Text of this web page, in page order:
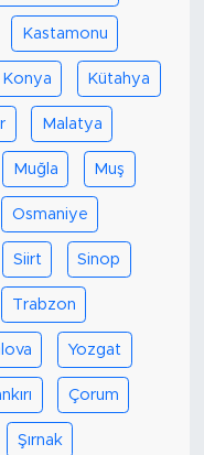
Kastamonu
Konya Kütahya
Malatya
Muğla Muş
Osmaniye
Siirt Sinop
Trabzon
Yozgat
Çorum
Şırnak